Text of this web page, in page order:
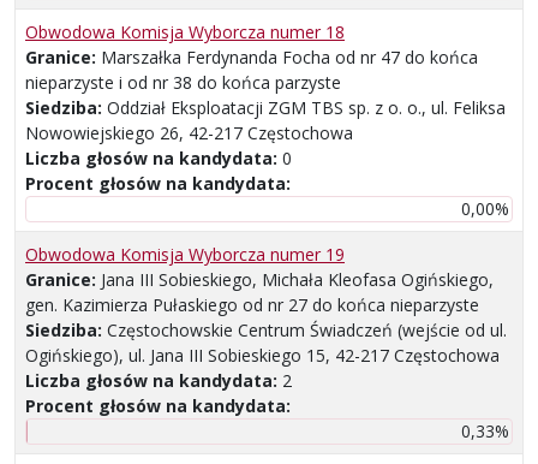
Obwodowa Komisja Wyborcza numer 18
Granice: Marszałka Ferdynanda Focha od nr 47 do końca
nieparzyste i od nr 38 do końca parzyste
Siedziba: Oddział Eksploatacji ZGM TBS sp. z o. o., ul. Feliksa
Nowowiejskiego 26, 42-217 Częstochowa
Liczba głosów na kandydata: 0
Procent głosów na kandydata:
0,00%
Obwodowa Komisja Wyborcza numer 19
Granice: Jana III Sobieskiego, Michała Kleofasa Ogińskiego,
gen. Kazimierza Pułaskiego od nr 27 do końca nieparzyste
Siedziba: Częstochowskie Centrum Świadczeń (wejście od ul.
Ogińskiego), ul. Jana III Sobieskiego 15, 42-217 Częstochowa
Liczba głosów na kandydata: 2
Procent głosów na kandydata:
0,33%